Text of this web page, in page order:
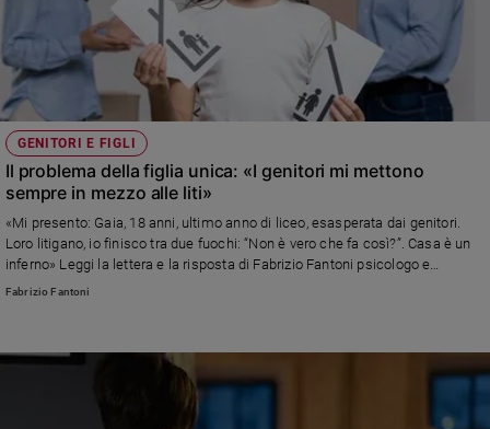
Famiglia
educazione
Genitori
e
figli
Nonni
Coppia
Scuola
e
giovani
GENITORI E FIGLI
Il problema della figlia unica: «I genitori mi mettono
sempre in mezzo alle liti»
«Mi presento: Gaia, 18 anni, ultimo anno di liceo, esasperata dai genitori.
Loro litigano, io finisco tra due fuochi: “Non è vero che fa così?”. Casa è un
inferno» Leggi la lettera e la risposta di Fabrizio Fantoni psicologo e
psicoterapeuta
Fabrizio Fantoni